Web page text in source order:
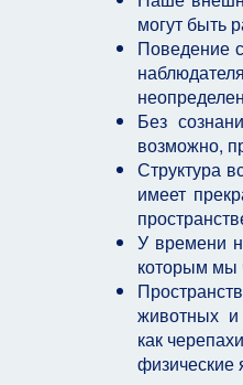
могут быть
Поведение
Без
возможно,
Структура
имеет
У времени
которым мы
животных
как
физические